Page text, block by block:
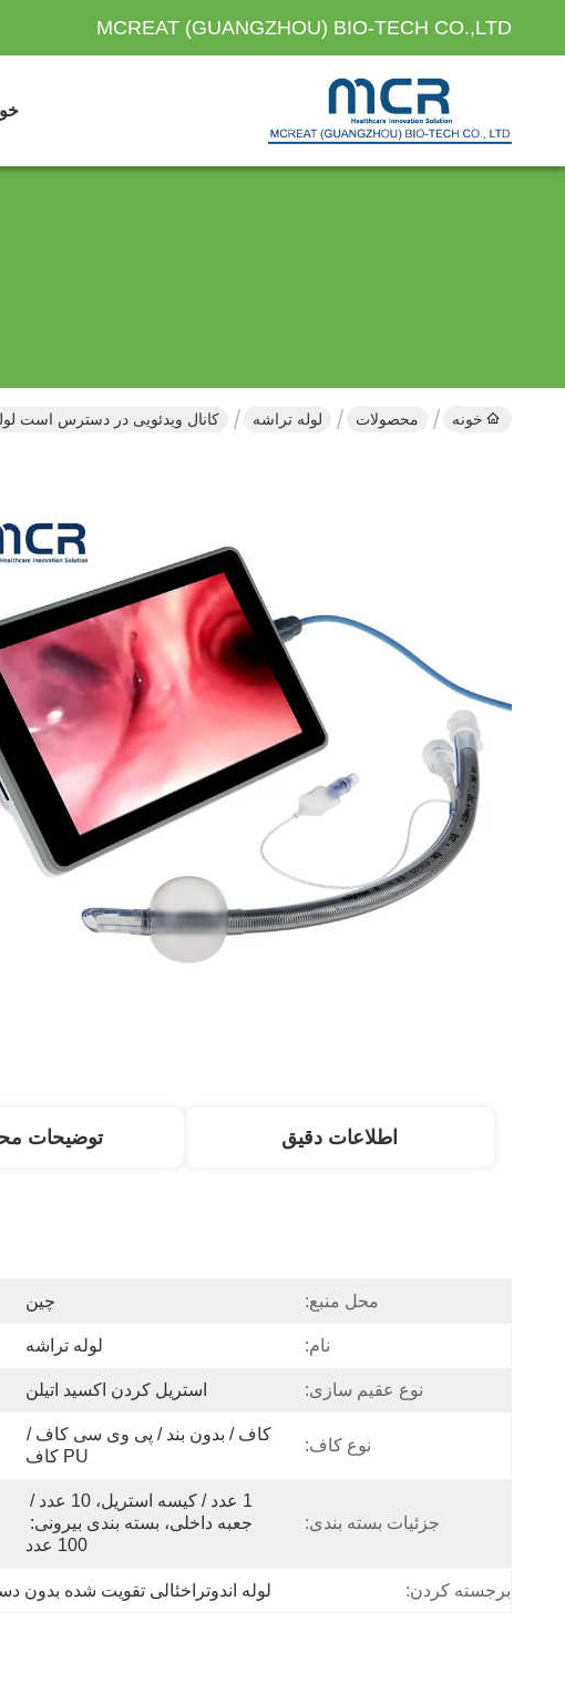
MCREAT (GUANGZHOU) BIO-TECH CO.,LTD
خونه محصولات لوله تراشه کانال ویدئویی در دسترس است
اطلاعات دقیق توضیحات
محل منبع: چین
نام: لوله تراشه
نوع عقیم سازی: استریل کردن اکسید اتیلن
نوع کاف:
PU کاف
جزئیات بسته بندی:
100 عدد
برجسته کردن: لوله اندوتراخئالی تقویت شده بدون